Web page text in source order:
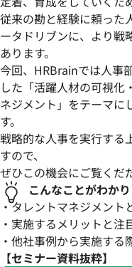
従来の勘と経験に頼った
ータドリブンに、より戦
あります。
今回、HRBrainでは人事
した「活躍人材の可視化
ネジメント」をテーマに
す。
戦略的な人事を実行する
すので、
ぜひこの機会にご覧くだ
こんなことがわか
・タレントマネジメント
・実施するメリットと注
・他社事例から実施す
【セミナー資料抜粋】